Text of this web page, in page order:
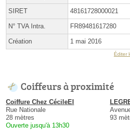
SIRET 48161728000021
N° TVA Intra. FR89481617280
Création 1 mai 2016
Éditer
Coiffeurs à proximité
Coiffure Chez CécileEI
Rue Nationale
28 mètres
Ouverte jusqu'à 13h30
93